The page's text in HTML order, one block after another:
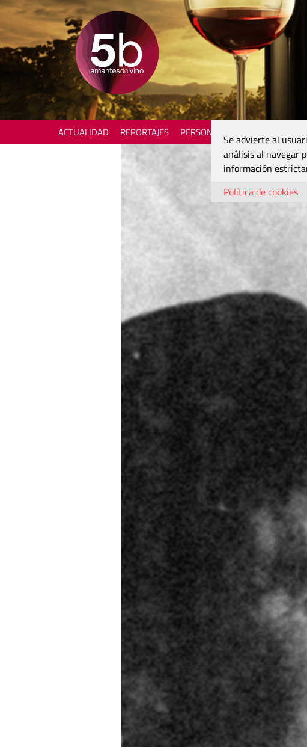
ACTUALIDAD REPORTAJES PERSONAJES
Se advierte al
análisis al navegar
información
Política de cookies